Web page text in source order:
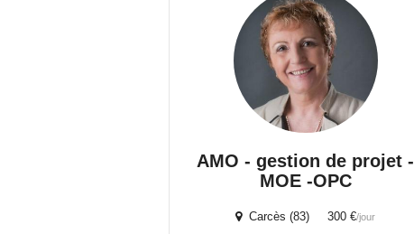
AMO - gestion de projet -
MOE -OPC
Carcès (83) 300 €/jour